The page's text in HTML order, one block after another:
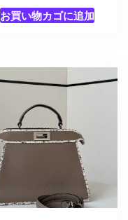
お買い物カゴに追加